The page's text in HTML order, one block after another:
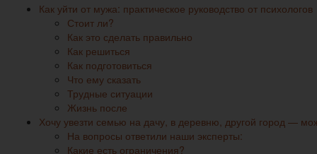
Как уйти от мужа: практическое руководство от психологов
Стоит ли?
Как это сделать правильно
Как решиться
Как подготовиться
Что ему сказать
Трудные ситуации
Жизнь после
Хочу увезти семью на дачу, в деревню, другой город —
На вопросы ответили наши эксперты:
Какие есть ограничения?